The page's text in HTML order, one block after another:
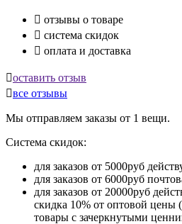
 отзывы о товаре
 система скидок
 оплата и доставка
оставить отзыв
все отзывы
Мы отправляем заказы от 1 вещи.
Система скидок:
для заказов от 5000руб
для заказов от 6000руб
для заказов от 20000руб
скидка 10% от оптовой цены
товары с зачеркнутыми